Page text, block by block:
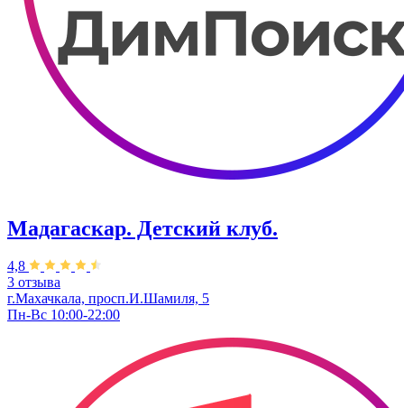
Мадагаскар. Детский клуб.
4,8
3 отзыва
г.Махачкала, просп.И.Шамиля, 5
Пн-Вс 10:00-22:00